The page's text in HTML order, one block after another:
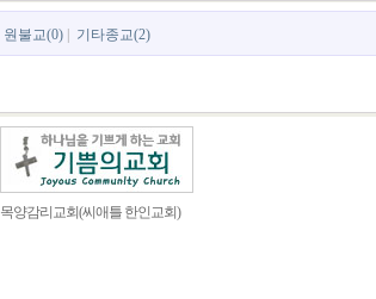
원불교(0) 기타종교(2)
목양감리교회(씨애틀 한인교회)